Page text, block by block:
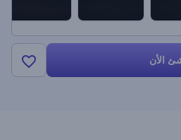
الأن